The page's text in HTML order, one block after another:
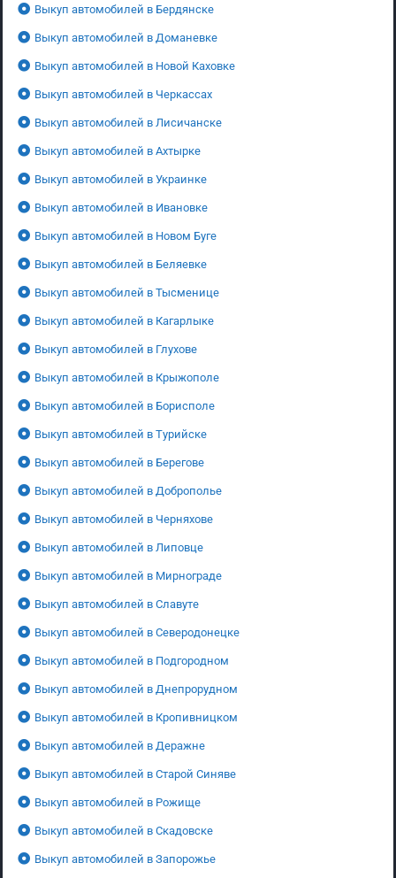
Выкуп автомобилей в Бердянске
Выкуп автомобилей в Доманевке
Выкуп автомобилей в Новой Каховке
Выкуп автомобилей в Черкассах
Выкуп автомобилей в Лисичанске
Выкуп автомобилей в Ахтырке
Выкуп автомобилей в Украинке
Выкуп автомобилей в Ивановке
Выкуп автомобилей в Новом Буге
Выкуп автомобилей в Беляевке
Выкуп автомобилей в Тысменице
Выкуп автомобилей в Кагарлыке
Выкуп автомобилей в Глухове
Выкуп автомобилей в Крыжополе
Выкуп автомобилей в Борисполе
Выкуп автомобилей в Турийске
Выкуп автомобилей в Берегове
Выкуп автомобилей в Доброполье
Выкуп автомобилей в Черняхове
Выкуп автомобилей в Липовце
Выкуп автомобилей в Мирнограде
Выкуп автомобилей в Славуте
Выкуп автомобилей в Северодонецке
Выкуп автомобилей в Подгородном
Выкуп автомобилей в Днепрорудном
Выкуп автомобилей в Кропивницком
Выкуп автомобилей в Деражне
Выкуп автомобилей в Старой Синяве
Выкуп автомобилей в Рожище
Выкуп автомобилей в Скадовске
Выкуп автомобилей в Запорожье